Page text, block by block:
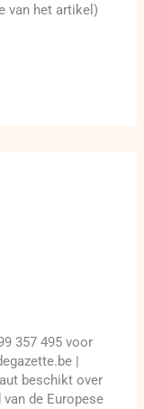
van het artikel)
357 495 voor
|
beschikt over
de Europese